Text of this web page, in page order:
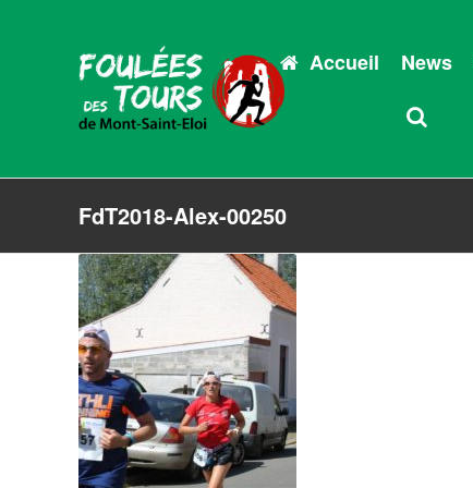
Accueil News
FdT2018-Alex-00250